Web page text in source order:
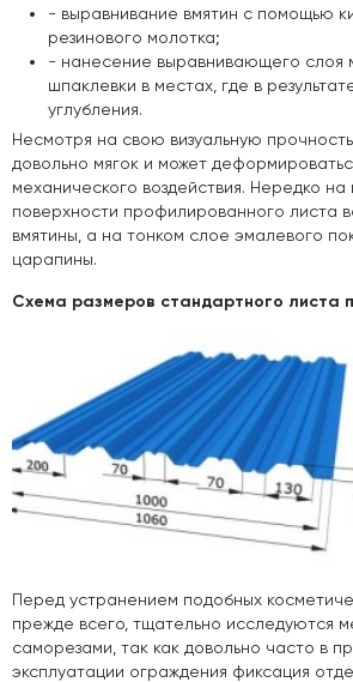
- выравнивание вмятин с помощью
резинового молотка;
- нанесение выравнивающего слоя
шпаклевки в местах, где в
углубления.
Несмотря на свою визуальную
довольно мягок и может
механического воздействия. Нередко
поверхности профилированного листа
вмятины, а на тонком слое эмалевого
царапины.
Схема размеров стандартного листа
Перед устранением подобных
прежде всего, тщательно исследуются
саморезами, так как довольно часто в
эксплуатации ограждения фиксация